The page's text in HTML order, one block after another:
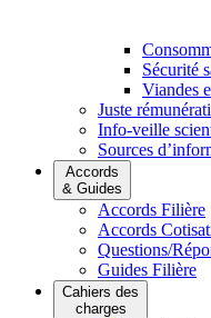
Sécurité
Viandes
Juste
Info-veille
Sources
Accords
& Guides
Accords Filière
Accords
Questions/
Guides Filière
Cahiers des
charges